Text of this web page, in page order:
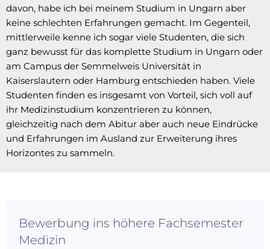
davon, habe ich bei meinem Studium in Ungarn aber
keine schlechten Erfahrungen gemacht. Im Gegenteil,
mittlerweile kenne ich sogar viele Studenten, die sich
ganz bewusst für das komplette Studium in Ungarn oder
am Campus der Semmelweis Universität in
Kaiserslautern oder Hamburg entschieden haben. Viele
Studenten finden es insgesamt von Vorteil, sich voll auf
ihr Medizinstudium konzentrieren zu können,
gleichzeitig nach dem Abitur aber auch neue Eindrücke
und Erfahrungen im Ausland zur Erweiterung ihres
Horizontes zu sammeln.
Bewerbung ins höhere Fachsemester
Medizin